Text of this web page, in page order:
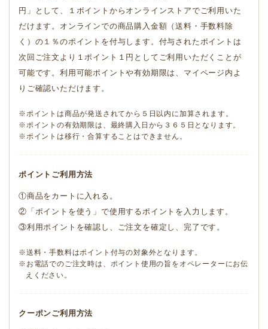
円」として、１ポイントからオンラインストアでご利用いた
だけます。オンラインでの商品購入金額（送料・手数料除
く）の１％のポイントを付与します。付与されたポイントは
次回ご注文より１ポイント１円としてご利用いただくことが
可能です。利用可能ポイントや有効期限は、マイページ内よ
りご確認いただけます。
※ポイントは商品が発送されてから５日以内に加算されます。
※ポイントの有効期限は、最終購入日から３６５日となります。
※ポイントは移行・合算することはできません。
ポイントご利用方法
①商品をカートに入れる。
②「ポイントを使う」で使用するポイントを入力します。
③利用ポイントを確認し、ご注文を確定し、完了です。
※送料・手数料はポイント付与の対象外となります。
※お電話でのご注文時は、ポイント使用の旨をオペレーターにお伝
えください。
クーポンご利用方法